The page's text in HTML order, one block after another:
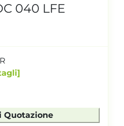
040 LFE
Quotazione